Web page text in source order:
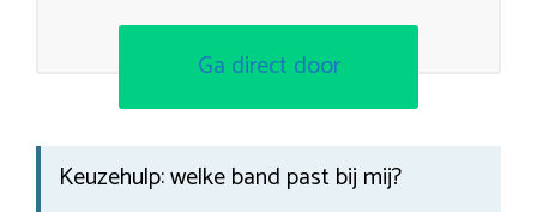
Ga direct door
Keuzehulp: welke band past bij mij?